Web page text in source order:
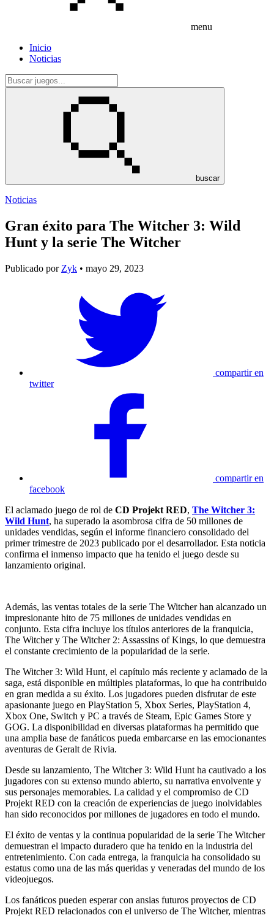
menu
Inicio
Noticias
buscar
Noticias
Gran éxito para The Witcher 3: Wild
Hunt y la serie The Witcher
Publicado por Zyk • mayo 29, 2023
compartir en
twitter
compartir en
facebook
El aclamado juego de rol de CD Projekt RED, The Witcher 3:
Wild Hunt, ha superado la asombrosa cifra de 50 millones de
unidades vendidas, según el informe financiero consolidado del
primer trimestre de 2023 publicado por el desarrollador. Esta noticia
confirma el inmenso impacto que ha tenido el juego desde su
lanzamiento original.
Además, las ventas totales de la serie The Witcher han alcanzado un
impresionante hito de 75 millones de unidades vendidas en
conjunto. Esta cifra incluye los títulos anteriores de la franquicia,
The Witcher y The Witcher 2: Assassins of Kings, lo que demuestra
el constante crecimiento de la popularidad de la serie.
The Witcher 3: Wild Hunt, el capítulo más reciente y aclamado de la
saga, está disponible en múltiples plataformas, lo que ha contribuido
en gran medida a su éxito. Los jugadores pueden disfrutar de este
apasionante juego en PlayStation 5, Xbox Series, PlayStation 4,
Xbox One, Switch y PC a través de Steam, Epic Games Store y
GOG. La disponibilidad en diversas plataformas ha permitido que
una amplia base de fanáticos pueda embarcarse en las emocionantes
aventuras de Geralt de Rivia.
Desde su lanzamiento, The Witcher 3: Wild Hunt ha cautivado a los
jugadores con su extenso mundo abierto, su narrativa envolvente y
sus personajes memorables. La calidad y el compromiso de CD
Projekt RED con la creación de experiencias de juego inolvidables
han sido reconocidos por millones de jugadores en todo el mundo.
El éxito de ventas y la continua popularidad de la serie The Witcher
demuestran el impacto duradero que ha tenido en la industria del
entretenimiento. Con cada entrega, la franquicia ha consolidado su
estatus como una de las más queridas y veneradas del mundo de los
videojuegos.
Los fanáticos pueden esperar con ansias futuros proyectos de CD
Projekt RED relacionados con el universo de The Witcher, mientras